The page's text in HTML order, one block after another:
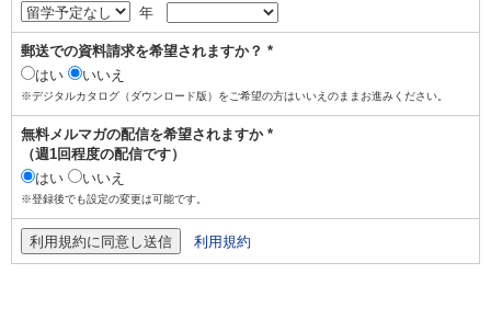
年
郵送での資料請求を希望されますか？ *
はい
いいえ
※デジタルカタログ（ダウンロード版）をご希望の方はいいえのままお進みください。
無料メルマガの配信を希望されますか *
（週1回程度の配信です）
はい
いいえ
※登録後でも設定の変更は可能です。
利用規約